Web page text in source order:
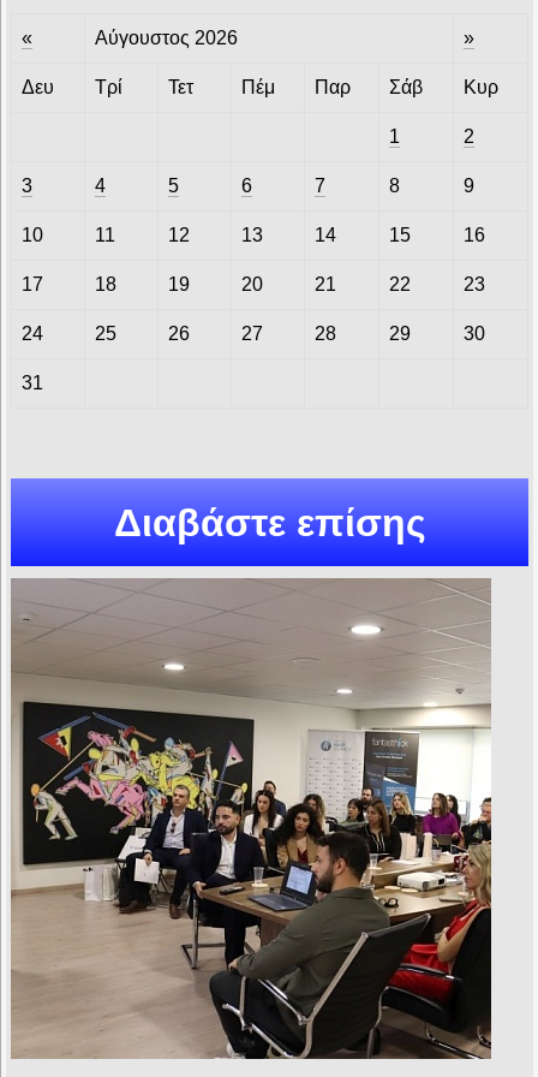
« Αύγουστος 2026 »
Δευ Τρί Τετ Πέμ Παρ Σάβ Κυρ
1 2
3 4 5 6 7 8 9
10 11 12 13 14 15 16
17 18 19 20 21 22 23
24 25 26 27 28 29 30
31
Διαβάστε επίσης